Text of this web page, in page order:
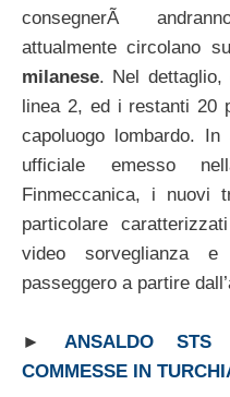
consegnerÃ
attualmente circolano
milanese. Nel
linea 2, ed i restanti 20
capoluogo lombardo.
ufficiale emesso
Finmeccanica, i nuovi
particolare
video sorveglianza
passeggero a partire
► ANSALDO STS
COMMESSE IN